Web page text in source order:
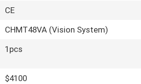
CE
CHMT48VA (Vision System)
1pcs
$4100